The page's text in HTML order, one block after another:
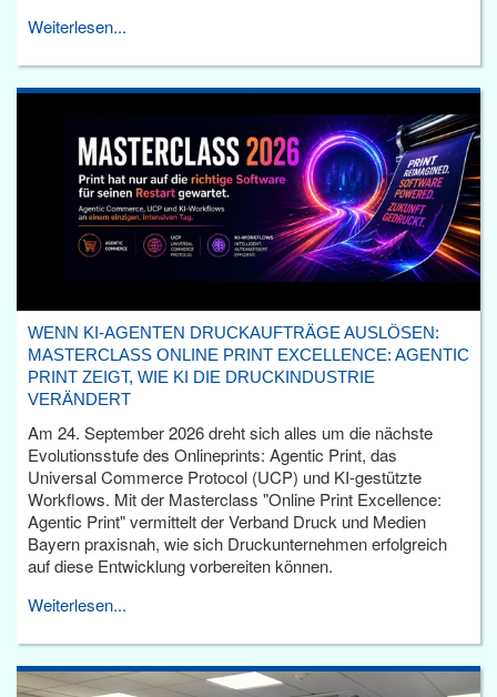
Weiterlesen...
WENN KI-AGENTEN DRUCKAUFTRÄGE AUSLÖSEN:
MASTERCLASS ONLINE PRINT EXCELLENCE: AGENTIC
PRINT ZEIGT, WIE KI DIE DRUCKINDUSTRIE
VERÄNDERT
Am 24. September 2026 dreht sich alles um die nächste
Evolutionsstufe des Onlineprints: Agentic Print, das
Universal Commerce Protocol (UCP) und KI-gestützte
Workflows. Mit der Masterclass "Online Print Excellence:
Agentic Print" vermittelt der Verband Druck und Medien
Bayern praxisnah, wie sich Druckunternehmen erfolgreich
auf diese Entwicklung vorbereiten können.
Weiterlesen...